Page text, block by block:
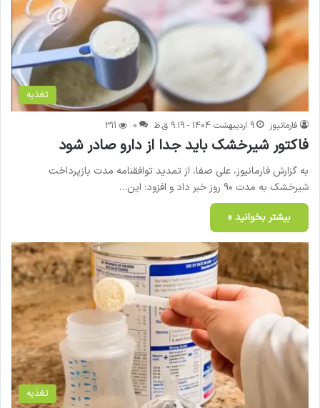
تغذیه
فارمانیوز 9 اردیبهشت 1404 - 9:19 ق.ظ 0
311
فاکتور شیرخشک‌ باید جدا از دارو صادر شود
به گزارش فارمانیوز، علی صفا، از تمدید توافقنامه مدت بازپرداخت
شیرخشک به مدت ۹۰ روز خبر داد و افزود: این…
بیشتر بخوانید »
تغذیه